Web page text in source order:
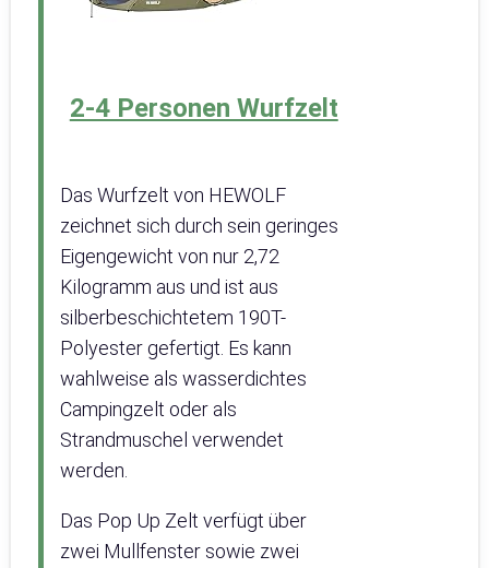
2-4 Personen Wurfzelt
Das Wurfzelt von HEWOLF
zeichnet sich durch sein geringes
Eigengewicht von nur 2,72
Kilogramm aus und ist aus
silberbeschichtetem 190T-
Polyester gefertigt. Es kann
wahlweise als wasserdichtes
Campingzelt oder als
Strandmuschel verwendet
werden.
Das Pop Up Zelt verfügt über
zwei Mullfenster sowie zwei